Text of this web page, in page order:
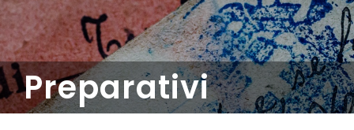
preparativi